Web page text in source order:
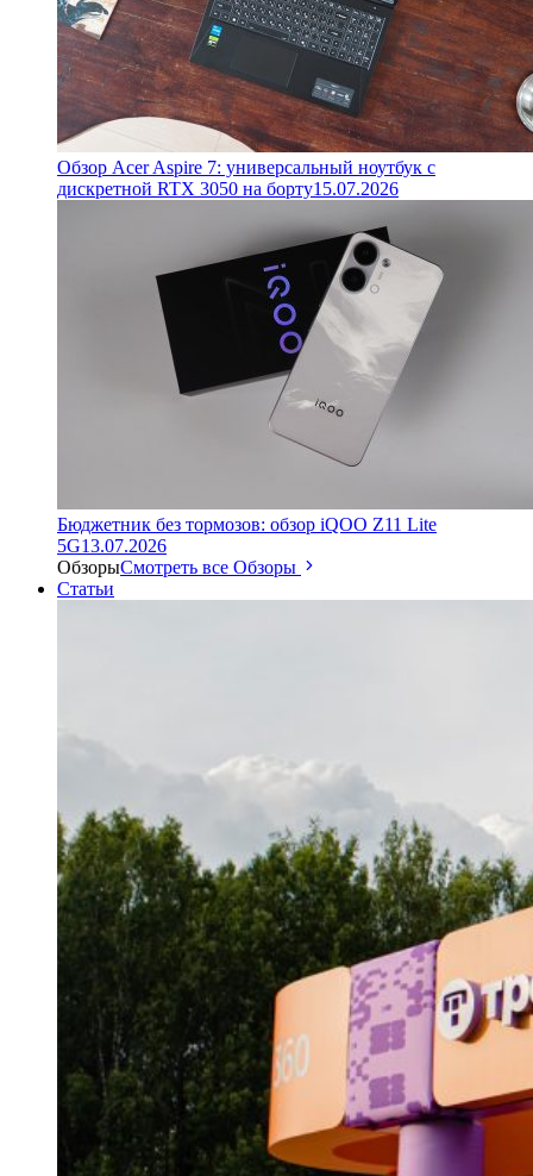
Обзор Acer Aspire 7: универсальный ноутбук с
дискретной RTX 3050 на борту15.07.2026
Бюджетник без тормозов: обзор iQOO Z11 Lite
5G13.07.2026
ОбзорыСмотреть все Обзоры
Статьи